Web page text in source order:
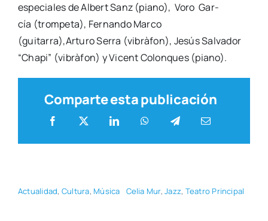
espe­cia­les de Albert Sanz (piano), Voro Gar­
cía (trom­pe­ta), Fer­nan­do Mar­co
(guitarra),Arturo Serra (vibrà­fon), Jesús Sal­va­dor
“Cha­pi” (vibrà­fon) y Vicent Colon­ques (piano).
Comparte esta publicación
Actua­li­dad, Cul­tu­ra, Músi­ca Celia Mur,Jazz, Tea­tro Prin­ci­pal